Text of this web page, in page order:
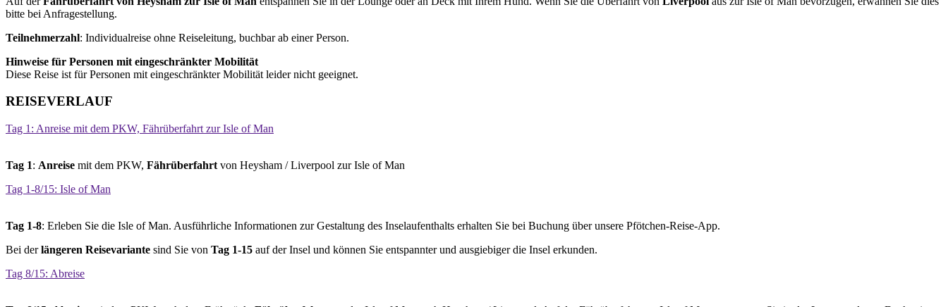
bitte bei Anfragestellung.
Teilnehmerzahl: Individualreise ohne Reiseleitung, buchbar ab einer Person.
Hinweise für Personen mit eingeschränkter Mobilität
Diese Reise ist für Personen mit eingeschränkter Mobilität leider nicht geeignet.
REISEVERLAUF
Tag 1: Anreise mit dem PKW, Fährüberfahrt zur Isle of Man
Tag 1: Anreise mit dem PKW, Fährüberfahrt von Heysham / Liverpool zur Isle of Man
Tag 1-8/15: Isle of Man
Tag 1-8: Erleben Sie die Isle of Man. Ausführliche Informationen zur Gestaltung des Inselaufenthalts erhalten Sie bei Buchung über unsere Pfötchen-Reise-App.
Bei derlängeren Reisevariante sind Sie von Tag 1-15 auf der Insel und können Sie entspannter und ausgiebiger die Insel erkunden.
Tag 8/15: Abreise